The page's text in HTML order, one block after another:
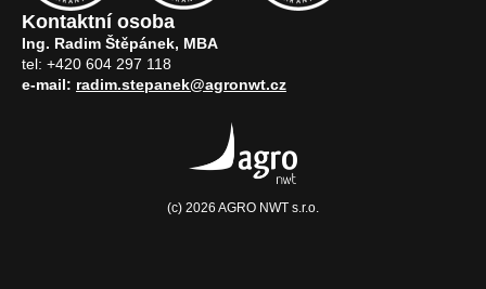
Kontaktní osoba
Ing. Radim Štěpánek, MBA
tel: +420 604 297 118
e-mail: radim.stepanek@agronwt.cz
(c) 2026 AGRO NWT s.r.o.